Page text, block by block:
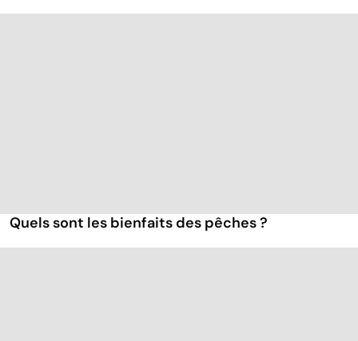
Quels sont les bienfaits des pêches ?